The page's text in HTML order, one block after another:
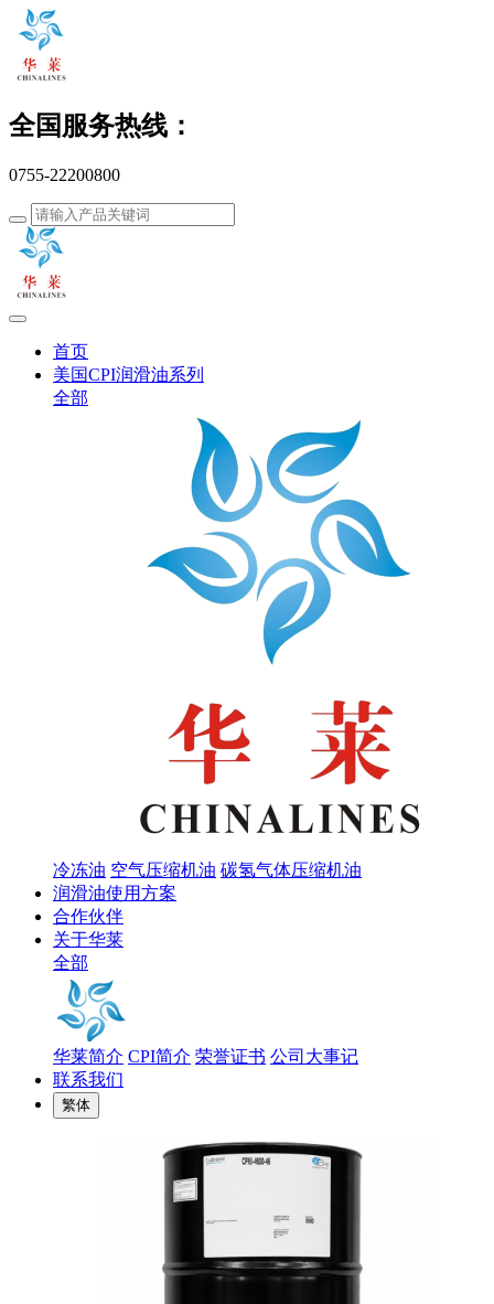
全国服务热线：
0755-22200800
首页
美国CPI润滑油系列
全部
冷冻油 空气压缩机油 碳氢气体压缩机油
润滑油使用方案
合作伙伴
关于华莱
全部
华莱简介 CPI简介 荣誉证书 公司大事记
联系我们
繁体